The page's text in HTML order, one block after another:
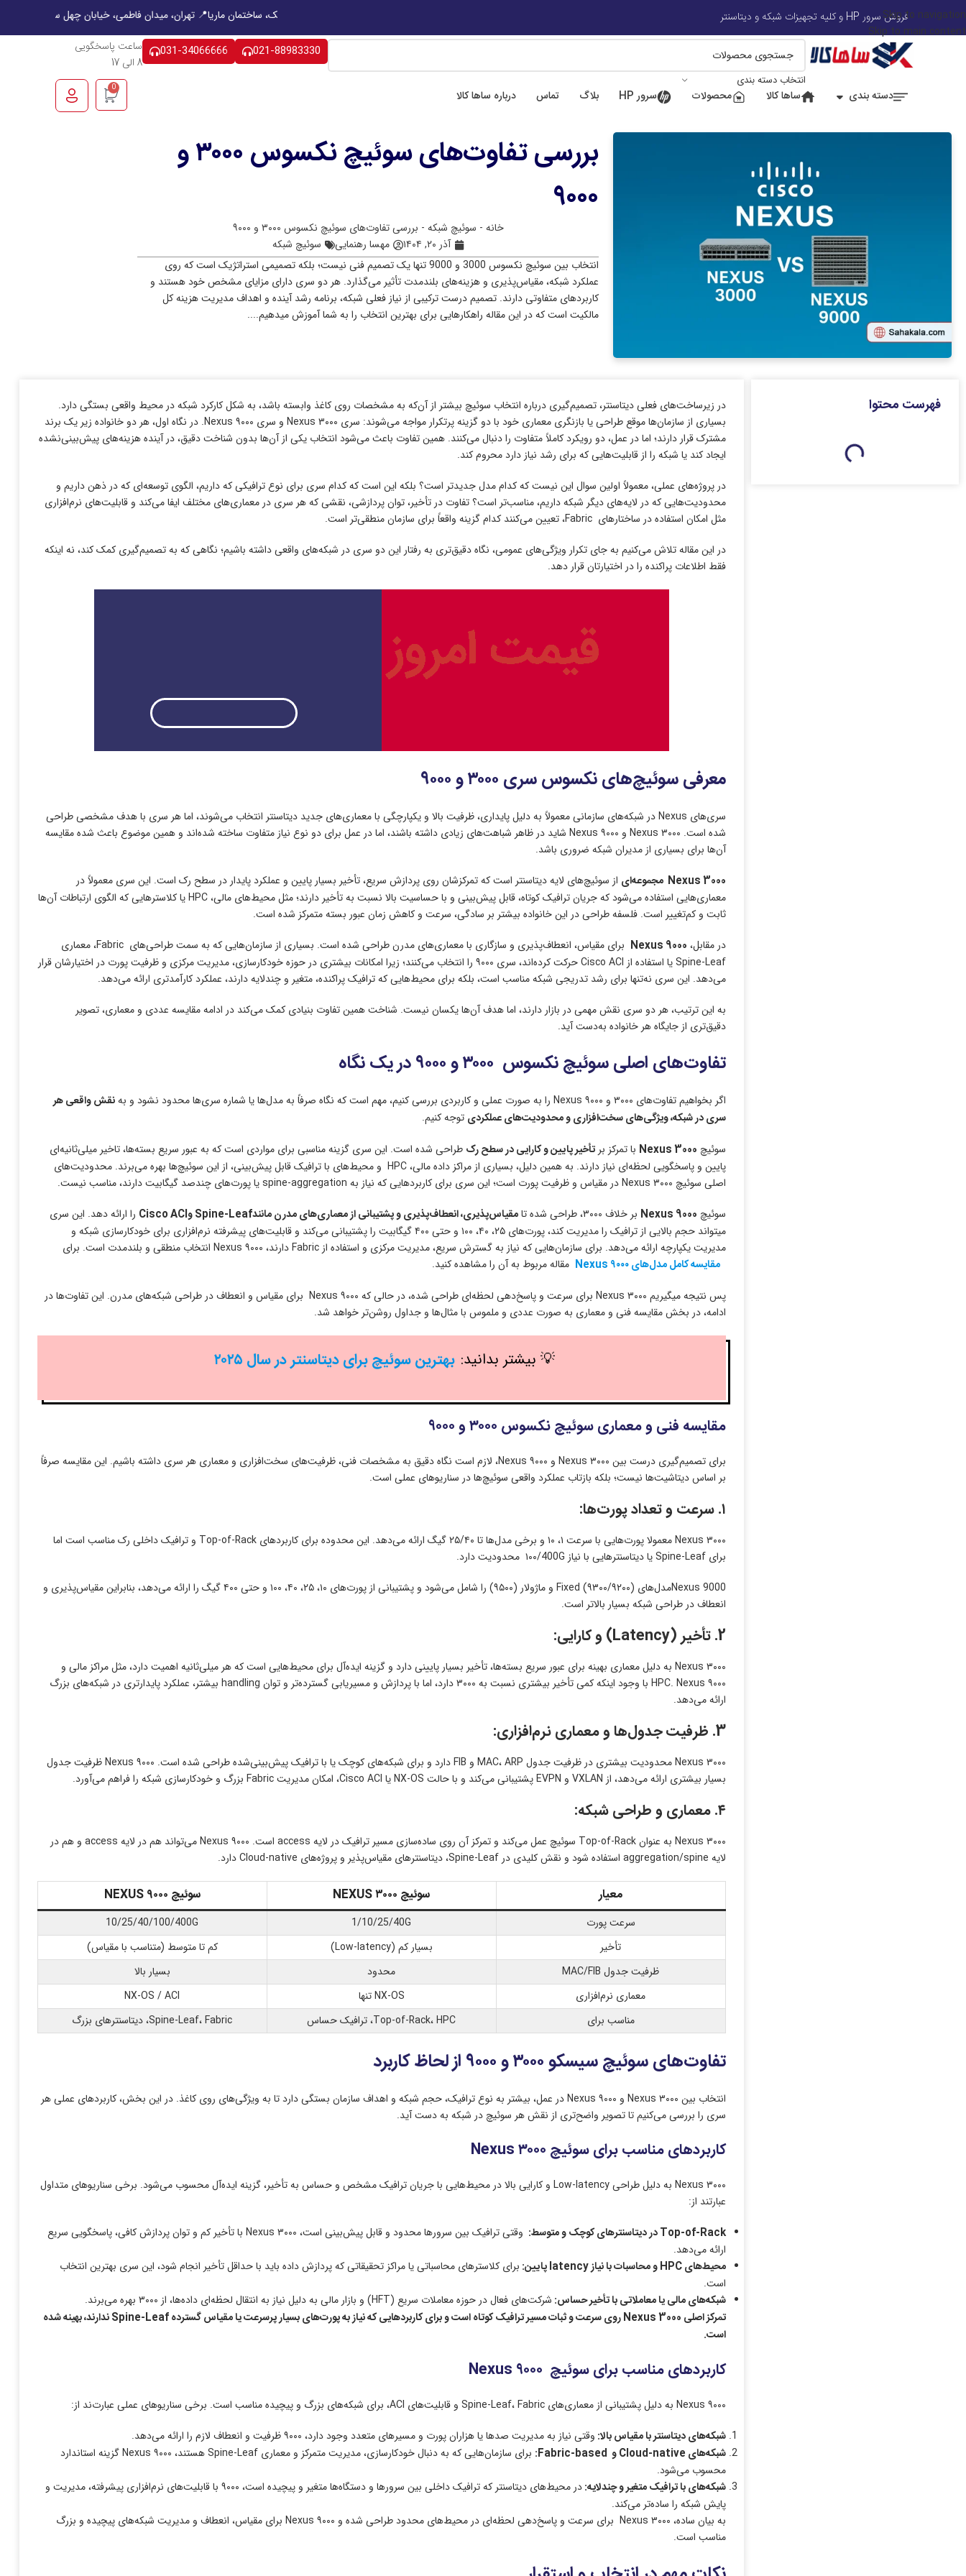
Skip to navigation
Skip to main content
فروش سرور HP و کلیه تجهیزات شبکه و دیتاسنتر 📍 تهران، میدان فاطمی، خیابان📍 اصفهان،خیابان هشت بهشت غربی، چهار راه ملک، ساختمان ماریا
انتخاب دسته بندی
021-88983330
031-34066666
ساعت پاسخگویی
8 الی 17
دسته بندی
ساها کالا محصولات سرور HP بلاگ تماس درباره ساها کالا
0
بررسی تفاوت‌های سوئیچ نکسوس ۳۰۰۰ و
۹۰۰۰
خانه - سوئیچ شبکه - بررسی تفاوت‌های سوئیچ نکسوس ۳۰۰۰ و ۹۰۰۰
آذر ۲۰, ۱۴۰۴
مهسا رهنمایی
سوئیچ شبکه
انتخاب بین سوئیچ نکسوس 3000 و 9000 تنها یک تصمیم فنی نیست؛ بلکه تصمیمی استراتژیک است که روی
عملکرد شبکه، مقیاس‌پذیری و هزینه‌های بلندمدت تأثیر می‌گذارد. هر دو سری دارای مزایای مشخص خود هستند و
کاربردهای متفاوتی دارند. تصمیم درست ترکیبی از نیاز فعلی شبکه، برنامه رشد آینده و اهداف مدیریت هزینه کل
مالکیت است که در این مقاله راهکارهایی برای بهترین انتخاب را به شما آموزش میدهیم....
فهرست محتوا
در زیرساخت‌های فعلی دیتاسنتر، تصمیم‌گیری درباره انتخاب سوئیچ بیشتر از آن‌که به مشخصات روی کاغذ وابسته باشد، به شکل کارکرد شبکه در محیط واقعی بستگی دارد.
بسیاری از سازمان‌ها موقع طراحی یا بازنگری معماری خود با دو گزینه پرتکرار مواجه می‌شوند: سری Nexus ۳۰۰۰ و سری Nexus ۹۰۰۰. در نگاه اول، هر دو خانواده زیر یک برند
مشترک قرار دارند؛ اما در عمل، دو رویکرد کاملاً متفاوت را دنبال می‌کنند. همین تفاوت باعث می‌شود انتخاب یکی از آن‌ها بدون شناخت دقیق، در آینده هزینه‌های پیش‌بینی‌نشده
ایجاد کند یا شبکه را از قابلیت‌هایی که برای رشد نیاز دارد محروم کند.
در پروژه‌های عملی، معمولاً اولین سوال این نیست که کدام مدل جدیدتر است؟ بلکه این است که کدام سری برای نوع ترافیکی که داریم، الگوی توسعه‌ای که در ذهن داریم و
محدودیت‌هایی که در لایه‌های دیگر شبکه داریم، مناسب‌تر است؟ تفاوت در تأخیر، توان پردازشی، نقشی که هر سری در معماری‌های مختلف ایفا می‌کند و قابلیت‌های نرم‌افزاری
مثل امکان استفاده در ساختارهای Fabric، تعیین می‌کنند کدام گزینه واقعاً برای سازمان منطقی‌تر است.
در این مقاله تلاش می‌کنیم به‌ جای تکرار ویژگی‌های عمومی، نگاه دقیق‌تری به رفتار این دو سری در شبکه‌های واقعی داشته باشیم؛ نگاهی که به تصمیم‌گیری کمک کند، نه ‌اینکه
فقط اطلاعات پراکنده را در اختیارتان قرار دهد.
معرفی سوئیچ‌های نکسوس سری ۳۰۰۰ و ۹۰۰۰
سری‌های Nexus در شبکه‌های سازمانی معمولاً به دلیل پایداری، ظرفیت بالا و یکپارچگی با معماری‌های جدید دیتاسنتر انتخاب می‌شوند، اما هر سری با هدف مشخصی طراحی
شده است. Nexus ۳۰۰۰ و Nexus ۹۰۰۰ شاید در ظاهر شباهت‌های زیادی داشته باشند، اما در عمل برای دو نوع نیاز متفاوت ساخته شده‌اند و همین موضوع باعث شده مقایسه
آن‌ها برای بسیاری از مدیران شبکه ضروری باشد.
Nexus 3000 مجموعه‌ای از سوئیچ‌های لایه دیتا‌سنتر است که تمرکزشان روی پردازش سریع، تأخیر بسیار پایین و عملکرد پایدار در سطح رک است. این سری معمولاً در
معماری‌هایی استفاده می‌شود که جریان ترافیک کوتاه، قابل پیش‌بینی و با حساسیت بالا نسبت به تأخیر دارند؛ مثل محیط‌های مالی، HPC یا کلاسترهایی که الگوی ارتباطات آن‌ها
ثابت و کم‌تغییر است. فلسفه طراحی در این خانواده بیشتر بر سادگی، سرعت و کاهش زمان عبور بسته متمرکز شده است.
در مقابل، Nexus 9000
برای مقیاس، انعطاف‌پذیری و سازگاری با معماری‌های مدرن طراحی شده است. بسیاری از سازمان‌هایی که به سمت طراحی‌های Fabric، معماری
Spine-Leaf یا استفاده از Cisco ACI حرکت کرده‌اند، سری ۹۰۰۰ را انتخاب می‌کنند؛ زیرا امکانات بیشتری در حوزه خودکارسازی، مدیریت مرکزی و ظرفیت پورت در اختیارشان قرار
می‌دهد. این سری نه‌تنها برای رشد تدریجی شبکه مناسب است، بلکه برای محیط‌هایی که ترافیک پراکنده، متغیر و چندلایه دارند، عملکرد کارآمدتری ارائه می‌دهد.
به این ترتیب، هر دو سری نقش مهمی در بازار دارند، اما هدف آن‌ها یکسان نیست. شناخت همین تفاوت بنیادی کمک می‌کند در ادامه مقایسه عددی و معماری، تصویر
دقیق‌تری از جایگاه هر خانواده به‌دست آید.
تفاوت‌های اصلی سوئیچ نکسوس ۳۰۰۰ و ۹۰۰۰ در یک نگاه
اگر بخواهیم تفاوت‌های ۳۰۰۰ و Nexus ۹۰۰۰ را به صورت عملی و کاربردی بررسی کنیم، مهم است که نگاه صرفاً به مدل‌ها یا شماره سری‌ها محدود نشود و به
نقش واقعی هر
سری در شبکه، ویژگی‌های سخت‌افزاری و محدودیت‌های عملکردی توجه کنیم.
سوئیچ Nexus 3000 با تمرکز برتأخیر پایین و کارایی در سطح رک طراحی شده است. این سری گزینه مناسبی برای مواردی است که به عبور سریع بسته‌ها، تاخیر میلی‌ثانیه‌ای
پایین و پاسخگویی لحظه‌ای نیاز دارند. به همین دلیل، بسیاری از مراکز داده مالی، HPC و محیط‌های با ترافیک قابل پیش‌بینی، از این سوئیچ‌ها بهره می‌برند. محدودیت‌های
اصلی سوئیچ Nexus ۳۰۰۰ در مقیاس و ظرفیت پورت است؛ این سری برای کاربردهایی که نیاز به spine-aggregation یا پورت‌های چندصد گیگابیت دارند، مناسب نیست.
سوئیچ Nexus 9000 بر خلاف ۳۰۰۰، طراحی شده تا مقیاس‌پذیری، انعطاف‌پذیری و پشتیبانی از معماری‌های مدرن مانندSpine-Leaf وCisco ACI
را ارائه دهد. این سری
میتواند حجم بالایی از ترافیک را مدیریت کند، پورت‌های ۲۵، ۴۰، ۱۰۰ و حتی ۴۰۰ گیگابیت را پشتیبانی می‌کند و قابلیت‌های پیشرفته نرم‌افزاری برای خودکارسازی شبکه و
مدیریت یکپارچه ارائه می‌دهد. برای سازمان‌هایی که نیاز به گسترش سریع، مدیریت مرکزی و استفاده از Fabric دارند، Nexus ۹۰۰۰ انتخاب منطقی و بلندمدت است. برای
مقایسه کامل مدل‌های Nexus ۹۰۰۰
مقاله مربوط به آن را مشاهده کنید.
پس نتیجه میگیریم Nexus ۳۰۰۰ برای سرعت و پاسخ‌دهی لحظه‌ای طراحی شده، در حالی که Nexus ۹۰۰۰ برای مقیاس و انعطاف در طراحی شبکه‌های مدرن. این تفاوت‌ها در
ادامه، در بخش مقایسه فنی و معماری به صورت عددی و ملموس با مثال‌ها و جداول روشن‌تر خواهد شد.
💡 بیشتر بدانید: بهترین سوئیچ برای دیتاسنتر در سال ۲۰۲۵
مقایسه فنی و معماری سوئیچ نکسوس ۳۰۰۰ و ۹۰۰۰
برای تصمیم‌گیری درست بین Nexus ۳۰۰۰ و Nexus ۹۰۰۰، لازم است نگاه دقیق به مشخصات فنی، ظرفیت‌های سخت‌افزاری و معماری هر سری داشته باشیم. این مقایسه صرفاً
بر اساس دیتاشیت‌ها نیست؛ بلکه بازتاب عملکرد واقعی سوئیچ‌ها در سناریوهای عملی است.
۱. سرعت و تعداد پورت‌ها :
Nexus ۳۰۰۰ معمولا پورت‌هایی با سرعت ۱، ۱۰ و برخی مدل‌ها تا ۲۵/۴۰ گیگ ارائه می‌دهد. این محدوده برای کاربردهای Top-of-Rack و ترافیک داخلی رک مناسب است اما
برای Spine-Leaf یا دیتاسنترهایی با نیاز ۱۰۰/400G محدودیت دارد.
Nexus 9000مدل‌های Fixed (۹۳۰۰/۹۲۰۰) و ماژولار (۹۵۰۰) را شامل می‌شود و پشتیبانی از پورت‌های ۱۰، ۲۵، ۴۰، ۱۰۰ و حتی ۴۰۰ گیگ را ارائه می‌دهد، بنابراین مقیاس‌پذیری و
انعطاف در طراحی شبکه بسیار بالاتر است.
2. تأخیر(Latency) و کارایی:
Nexus ۳۰۰۰ به دلیل معماری بهینه برای عبور سریع بسته‌ها، تأخیر بسیار پایینی دارد و گزینه ایده‌آل برای محیط‌هایی است که هر میلی‌ثانیه اهمیت دارد، مثل مراکز مالی و
HPC. Nexus ۹۰۰۰ با وجود اینکه کمی تأخیر بیشتری نسبت به ۳۰۰۰ دارد، اما با پردازش و مسیریابی گسترده‌تر و توان handling بیشتر، عملکرد پایدارتری در شبکه‌های بزرگ
ارائه می‌دهد.
3. ظرفیت جدول‌ها و معماری نرم‌افزاری:
Nexus ۳۰۰۰ محدودیت بیشتری در ظرفیت جدول MAC، ARP و FIB دارد و برای شبکه‌های کوچک یا با ترافیک پیش‌بینی‌شده طراحی شده است. Nexus ۹۰۰۰ ظرفیت جدول
بسیار بیشتری ارائه می‌دهد، از VXLAN و EVPN پشتیبانی می‌کند و با حالت NX-OS یا Cisco ACI، امکان مدیریت Fabric بزرگ و خودکارسازی شبکه را فراهم می‌آورد.
۴. معماری و طراحی شبکه :
Nexus ۳۰۰۰ به‌ عنوان Top-of-Rack سوئیچ عمل می‌کند و تمرکز آن روی ساده‌سازی مسیر ترافیک در لایه access است. Nexus ۹۰۰۰ می‌تواند هم در لایه access و هم در
لایه aggregation/spine استفاده شود و نقش کلیدی در Spine-Leaf، دیتاسنترهای مقیاس‌پذیر و پروژه‌های Cloud-native دارد.
معیار سوئیچ NEXUS ۳۰۰۰ سوئیچ NEXUS ۹۰۰۰
سرعت پورت 1/10/25/40G
10/25/40/100/400G
تأخیر
بسیار کم (Low-latency)
کم تا متوسط (متناسب با مقیاس)
ظرفیت جدول MAC/FIB
محدود
بسیار بالا
معماری نرم‌افزاری
NX-OS تنها
NX-OS / ACI
مناسب برای
Top-of-Rack، HPC، ترافیک حساس Spine-Leaf، Fabric، دیتاسنترهای بزرگ
تفاوت‌های سوئیچ سیسکو ۳۰۰۰ و ۹۰۰۰ از لحاظ کاربرد
انتخاب بین Nexus ۳۰۰۰ و Nexus ۹۰۰۰ در عمل، بیشتر به نوع ترافیک، حجم شبکه و اهداف سازمان بستگی دارد تا به ویژگی‌های روی کاغذ. در این بخش، کاربردهای عملی هر
سری را بررسی می‌کنیم تا تصویر واضح‌تری از نقش هر سوئیچ در شبکه به دست آید.
کاربردهای مناسب برای سوئیچ Nexus ۳۰۰۰
Nexus ۳۰۰۰ به دلیل طراحی Low-latency و کارایی بالا در محیط‌هایی با جریان ترافیک مشخص و حساس به تأخیر، گزینه ایده‌آل محسوب می‌شود. برخی سناریوهای متداول
عبارتند از:
Top-of-Rackدر دیتاسنترهای کوچک و متوسط:
وقتی ترافیک بین سرورها محدود و قابل پیش‌بینی است، Nexus ۳۰۰۰ با تأخیر کم و توان پردازش کافی، پاسخگویی سریع
ارائه می‌دهد.
محیط‌هایHPC و محاسبات با نیازlatency پایین: برای کلاسترهای محاسباتی یا مراکز تحقیقاتی که پردازش داده باید با حداقل تأخیر انجام شود، این سری بهترین انتخاب
است.
شبکه‌های مالی یا معاملاتی با تأخیر حساس: شرکت‌های فعال در حوزه معاملات سریع (HFT) و بازار مالی به دلیل نیاز به انتقال لحظه‌ای داده‌ها، از ۳۰۰۰ بهره می‌برند.
تمرکز اصلی روی سرعت و ثبات مسیر ترافیک کوتاه است و برای کاربردهایی که نیاز به پورت‌های بسیار پرسرعت یا مقیاس گستردهSpine-Leaf
ندارند، بهینه شده
است.
کاربردهای مناسب برای سوئیچ Nexus ۹۰۰۰
Nexus ۹۰۰۰ به دلیل پشتیبانی از معماری‌های Spine-Leaf، Fabric و قابلیت‌های ACI، برای شبکه‌های بزرگ و پیچیده مناسب است. برخی سناریوهای عملی عبارت‌ند از:
شبکه‌های دیتاسنتر با مقیاس بالا: وقتی نیاز به مدیریت صدها یا هزاران پورت و مسیرهای متعدد وجود دارد، ۹۰۰۰ ظرفیت و انعطاف لازم را ارائه می‌دهد.
شبکه‌های و Fabric-based
:
برای سازمان‌هایی که به دنبال خودکارسازی، مدیریت متمرکز و معماری Spine-Leaf هستند، Nexus ۹۰۰۰ گزینه استاندارد
محسوب می‌شود.
شبکه‌های با ترافیک متغیر و چندلایه:
در محیط‌های دیتاسنتر که ترافیک داخلی بین سرورها و دستگاه‌ها متغیر و پیچیده است، ۹۰۰۰ با قابلیت‌های نرم‌افزاری پیشرفته، مدیریت و
پایش شبکه را ساده‌تر می‌کند.
به بیان ساده، Nexus ۳۰۰۰ برای سرعت و پاسخ‌دهی لحظه‌ای در محیط‌های محدود طراحی شده و Nexus ۹۰۰۰ برای مقیاس، انعطاف و مدیریت شبکه‌های پیچیده و بزرگ
مناسب است.